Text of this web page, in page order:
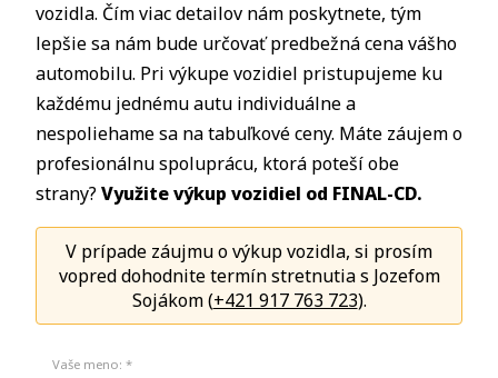
vozidla. Čím viac detailov nám poskytnete, tým
lepšie sa nám bude určovať predbežná cena vášho
automobilu. Pri výkupe vozidiel pristupujeme ku
každému jednému autu individuálne a
nespoliehame sa na tabuľkové ceny. Máte záujem o
profesionálnu spoluprácu, ktorá poteší obe
strany? Využite výkup vozidiel od FINAL-CD.
V prípade záujmu o výkup vozidla, si prosím
vopred dohodnite termín stretnutia s Jozefom
Sojákom (+421 917 763 723).
Vaše meno: *